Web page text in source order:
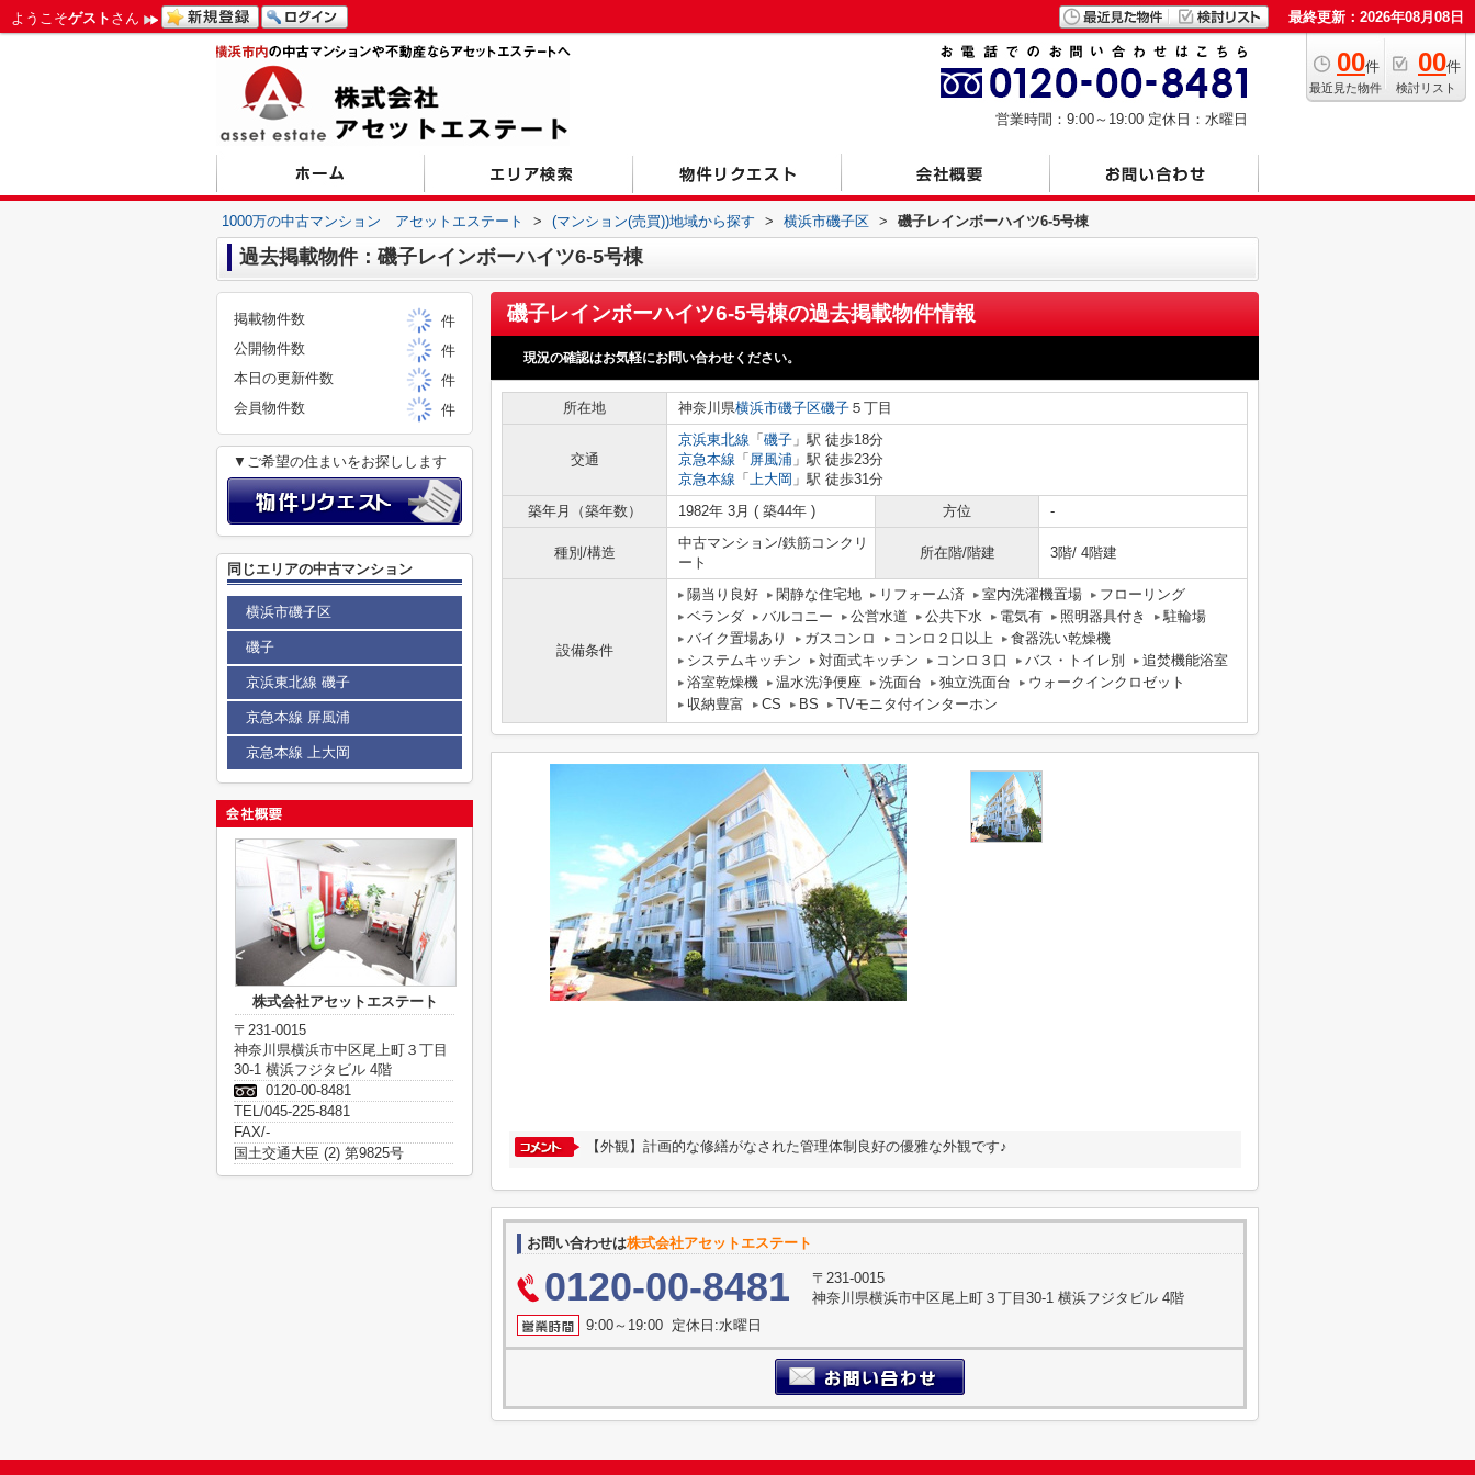
ようこそゲスト さん 最終更新：2026年08月08日
00件
最近見た物件
00件
検討リスト
営業時間：9:00～19:00 定休日：水曜日
1000万の中古マンション アセットエステート > (マンション(売買))地域から探す > 横浜市磯子区 > 磯子レインボーハイツ6-5号棟
過去掲載物件：磯子レインボーハイツ6-5号棟
磯子レインボーハイツ6-5号棟の過去掲載物件情報
現況の確認はお気軽にお問い合わせください。
所在地 神奈川県横浜市磯子区磯子 ５丁目
交通
京浜東北線 「 磯子 」駅 徒歩18分
京急本線 「 屏風浦 」駅 徒歩23分
京急本線 「 上大岡 」駅 徒歩31分
築年月（築年数）
1982年 3月 ( 築44年 ) 方位 -
種別/構造
中古マンション/鉄筋コンクリ
ート
所在階/階建 3階/ 4階建
設備条件
陽当り良好 閑静な住宅地 リフォーム済 室内洗濯機置場
フローリング
ベランダ
バルコニー 公営水道 公共下水 電気有 照明器具付き
駐輪場
バイク置場あり
ガスコンロ コンロ２口以上
食器洗い乾燥機
システムキッチン
対面式キッチン コンロ３口 バス・トイレ別
追焚機能浴室
浴室乾燥機
温水洗浄便座 洗面台 独立洗面台
ウォークインクロゼット
収納豊富
CS BS TVモニタ付インターホン
【外観】計画的な修繕がなされた管理体制良好の優雅な外観です♪
お問い合わせは株式会社アセットエステート
0120-00-8481
〒231-0015
神奈川県横浜市中区尾上町３丁目30-1 横浜フジタビル 4階
9:00～19:00 定休日:水曜日
掲載物件数
件
公開物件数
件
本日の更新件数
件
会員物件数
件
▼ご希望の住まいをお探しします
同じエリアの中古マンション
横浜市磯子区
磯子
京浜東北線 磯子
京急本線 屏風浦
京急本線 上大岡
株式会社アセットエステート
〒231-0015
神奈川県横浜市中区尾上町３丁目
30-1 横浜フジタビル 4階
0120-00-8481
TEL/045-225-8481
FAX/-
国土交通大臣 (2) 第9825号